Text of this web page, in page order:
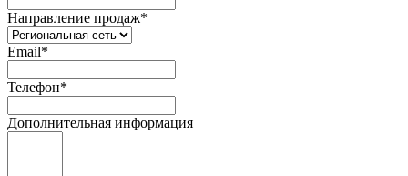
Направление продаж*
Email*
Телефон*
Дополнительная информация